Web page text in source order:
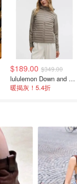
$189.00 $349.00
lululemon Down and Around 羽绒夹克
暖揭灰！5.4折